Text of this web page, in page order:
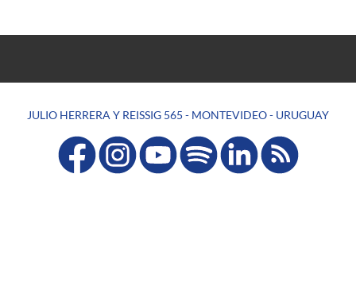
JULIO HERRERA Y REISSIG 565 - MONTEVIDEO - URUGUAY